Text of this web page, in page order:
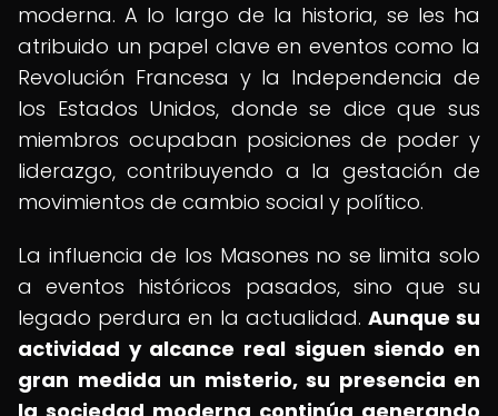
moderna. A lo largo de la historia, se les ha
atribuido un papel clave en eventos como la
Revolución Francesa y la Independencia de
los Estados Unidos, donde se dice que sus
miembros ocupaban posiciones de poder y
liderazgo, contribuyendo a la gestación de
movimientos de cambio social y político.
La influencia de los Masones no se limita solo
a eventos históricos pasados, sino que su
legado perdura en la actualidad. Aunque su
actividad y alcance real siguen siendo en
gran medida un misterio, su presencia en